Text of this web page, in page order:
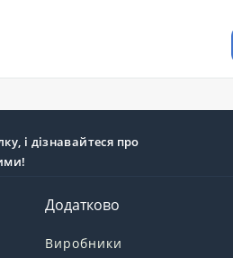
і дізнавайтеся про
Додатково
Виробники